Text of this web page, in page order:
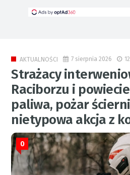
AKTUALNOŚCI 7 sierpnia 2026
Strażacy
Raciborzu i
paliwa, pożar
nietypowa akcja z
0